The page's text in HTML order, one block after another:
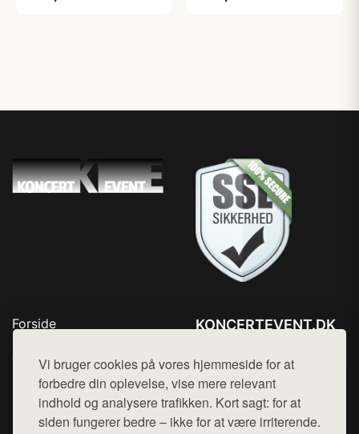
Vi bruger cookies på vores hjemmeside for at
forbedre din oplevelse, vise mere relevant
indhold og analysere trafikken. Kort sagt: for at
siden fungerer bedre – ikke for at være irriterende.
Forside
Top Rabatter
Blog
Kontakt
KONCERTEVENT.DK
Mail: hej@want.dk
Cookie- og privatlivspolitik